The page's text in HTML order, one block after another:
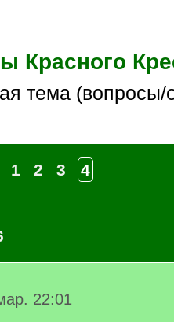
Красного
тема (вопросы/
1 2 3 4
22:01